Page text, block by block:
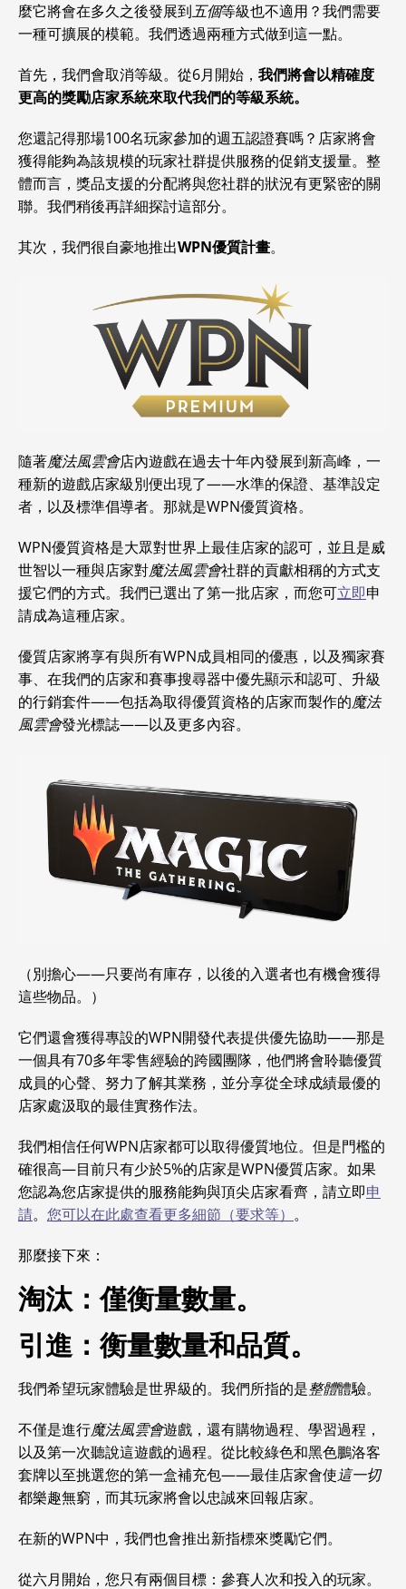
麼它將會在多久之後發展到五個等級也不適用？我們需要
一種可擴展的模範。我們透過兩種方式做到這一點。
首先，我們會取消等級。從6月開始， 我們將會以精確度
更高的獎勵店家系統來取代我們的等級系統。
您還記得那場100名玩家參加的週五認證賽嗎？店家將會
獲得能夠為該規模的玩家社群提供服務的促銷支援量。整
體而言，獎品支援的分配將與您社群的狀況有更緊密的關
聯。我們稍後再詳細探討這部分。
其次，我們很自豪地推出WPN優質計畫。
隨著魔法風雲會店內遊戲在過去十年內發展到新高峰，一
種新的遊戲店家級別便出現了——水準的保證、基準設定
者，以及標準倡導者。那就是WPN優質資格。
WPN優質資格是大眾對世界上最佳店家的認可，並且是威
世智以一種與店家對魔法風雲會社群的貢獻相稱的方式支
援它們的方式。我們已選出了第一批店家，而您可立即申
請成為這種店家。
優質店家將享有與所有WPN成員相同的優惠，以及獨家賽
事、在我們的店家和賽事搜尋器中優先顯示和認可、升級
的行銷套件——包括為取得優質資格的店家而製作的魔法
風雲會發光標誌——以及更多內容。
（別擔心——只要尚有庫存，以後的入選者也有機會獲得
這些物品。）
它們還會獲得專設的WPN開發代表提供優先協助——那是
一個具有70多年零售經驗的跨國團隊，他們將會聆聽優質
成員的心聲、努力了解其業務，並分享從全球成績最優的
店家處汲取的最佳實務作法。
我們相信任何WPN店家都可以取得優質地位。但是門檻的
確很高—目前只有少於5%的店家是WPN優質店家。如果
您認為您店家提供的服務能夠與頂尖店家看齊，請立即申
請。 您可以在此處查看更多細節（要求等） 。
那麼接下來：
淘汰：僅衡量數量。
引進：衡量數量和品質。
我們希望玩家體驗是世界級的。我們所指的是整體體驗。
不僅是進行魔法風雲會遊戲，還有購物過程、學習過程，
以及第一次聽說這遊戲的過程。從比較綠色和黑色鵬洛客
套牌以至挑選您的第一盒補充包——最佳店家會使這一切
都樂趣無窮，而其玩家將會以忠誠來回報店家。
在新的WPN中，我們也會推出新指標來獎勵它們。
從六月開始，您只有兩個目標：參賽人次和投入的玩家。